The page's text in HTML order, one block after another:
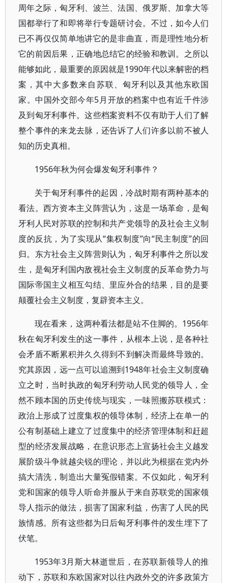
周年之际，匈牙利、波兰、法国、俄罗斯、加拿大等
国都举行了和即将举行专题研讨会。不过，如今人们
已不再仅仅简单地讲它的是非曲直，而是理性地分析
它的前因后果，正确地总结它的经验和教训。之所以
能够如此，最重要的原因就是1990年代以来解密的档
案，其中大多数来自苏联、匈牙利以及其他东欧国
家。中国外交部今年5月开放的档案中也有近千件涉
及到匈牙利事件。这些档案资料不仅有助于人们了解
整个事件的来龙去脉，还告诉了人们许多以前不被人
知的历史真相。
1956年秋为何会爆发匈牙利事件？
关于匈牙利事件的起因，冷战时期有两种基本的
看法。西方资本主义阵营认为，这是一场革命，是匈
牙利人民对苏联的控制和共产党领导的及社会主义制
度的反抗，为了实现从“集权制度”向“民主制度”的回
归。东方社会主义阵营则认为，匈牙利事件之所以发
生，是匈牙利国内敌视社会主义制度的反革命势力与
国际帝国主义相互勾结、里应外合的结果，目的是要
颠覆社会主义制度，复辟资本主义。
现在看来，这两种看法都是站不住脚的。1956年
秋在匈牙利发生的这一事件，从根本上说，是各种社
会矛盾不断累积并久久得到不到解决而最终导致的。
究其原因，远一点可以追溯到1948年社会主义制度确
立之时，当时执政的匈牙利劳动人民党的领导人，全
然不顾本国的历史传统与现实，一味照搬苏联模式：
政治上形成了过度集权的领导体制，经济上在单一的
公有制基础上建立了过度集中的经济管理体制和赶超
型的经济发展战略，在意识形态上宣扬社会主义越发
展阶级斗争就越尖锐的理论，并以此为根据在党内外
搞大清洗，制造出大量冤假错案。不仅如此，匈牙利
党和国家的领导人听命并服从于来自苏联党的国家领
导人指示的做法，损害了国家利益，伤害了人民的民
族情感。所有这些都为日后匈牙利事件的发生埋下了
伏笔。
1953年3月斯大林逝世后，在苏联新领导人的推
动下，苏联和东欧国家对以往内政外交的许多政策方